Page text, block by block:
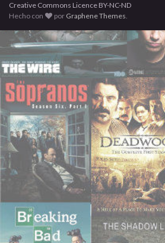
Creative Commons Licence BY-NC-ND
Hecho con
por Graphene Themes.